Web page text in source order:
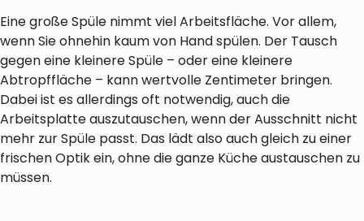
Eine große Spüle nimmt viel Arbeitsfläche. Vor allem,
wenn Sie ohnehin kaum von Hand spülen. Der Tausch
gegen eine kleinere Spüle – oder eine kleinere
Abtropffläche – kann wertvolle Zentimeter bringen.
Dabei ist es allerdings oft notwendig, auch die
Arbeitsplatte auszutauschen, wenn der Ausschnitt nicht
mehr zur Spüle passt. Das lädt also auch gleich zu einer
frischen Optik ein, ohne die ganze Küche austauschen zu
müssen.